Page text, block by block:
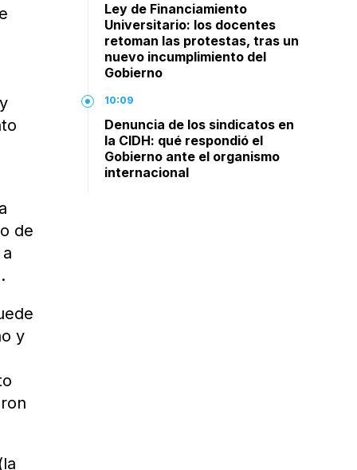
de
y
Ley de Financiamiento
Universitario: los docentes
retoman las protestas, tras un
nuevo incumplimiento del
Gobierno
10:09
Denuncia de los sindicatos en
la CIDH: qué respondió el
Gobierno ante el organismo
internacional